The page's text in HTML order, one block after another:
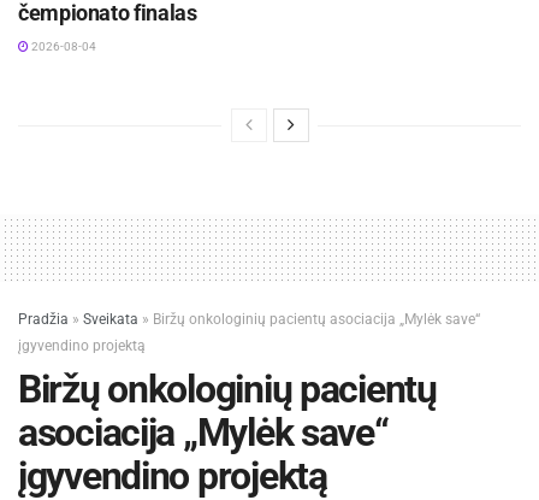
čempionato finalas
2026-08-04
Pradžia » Sveikata » Biržų onkologinių pacientų asociacija „Mylėk save“
įgyvendino projektą
Biržų onkologinių pacientų
asociacija „Mylėk save“
įgyvendino projektą